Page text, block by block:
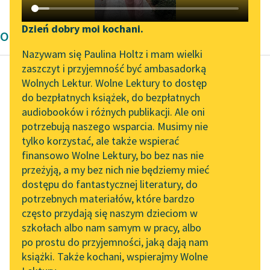
Katalog DAISY
Podkasty o książkach
Zgłoś brak utworu
Aktualności
„Prokurator Alicja Horn”
do słuchania
Byliśmy częścią AI Impact
Lab
Zapraszamy na spotkanie
online z tłumaczkami
literatury skandynawskiej
Spotkanie z Katarzyną
Tunkiel w Oslo
102. lata temu zmarł
Joseph Conrad
Narzędzia
Mapa Wolnych Lektur
Leśmianator
Przewodnik dla piszących i
czytających
API
OAI-PMH
Widget Wolnych Lektur
Przypisy
Dzień dobry moi kochani.
Nazywam się Paulina Holtz i mam wielki
zaszczyt i przyjemność być ambasadorką
Wolnych Lektur. Wolne Lektury to dostęp
do bezpłatnych książek, do bezpłatnych
audiobooków i różnych publikacji. Ale oni
potrzebują naszego wsparcia. Musimy nie
tylko korzystać, ale także wspierać
finansowo Wolne Lektury, bo bez nas nie
przeżyją, a my bez nich nie będziemy mieć
dostępu do fantastycznej literatury, do
potrzebnych materiałów, które bardzo
często przydają się naszym dzieciom w
szkołach albo nam samym w pracy, albo
po prostu do przyjemności, jaką dają nam
książki. Także kochani, wspierajmy Wolne
Opowiadanie
Autor nieznany
Ze skarbnicy
midraszy
— Zadam ci kilka
zagadek —
powiedziała do
Salomona królowa
Saby. — Jeśli uda ci się
je rozwiązać...